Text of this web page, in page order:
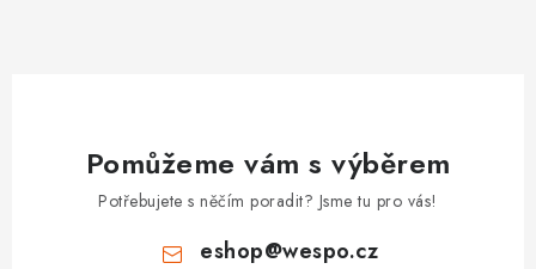
Pomůžeme vám s výběrem
Potřebujete s něčím poradit? Jsme tu pro vás!
eshop@wespo.cz